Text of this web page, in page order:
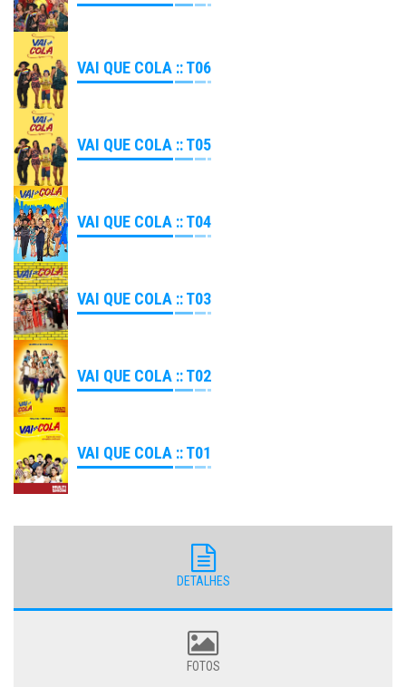
VAI QUE COLA :: T06
VAI QUE COLA :: T05
VAI QUE COLA :: T04
VAI QUE COLA :: T03
VAI QUE COLA :: T02
VAI QUE COLA :: T01
DETALHES
FOTOS